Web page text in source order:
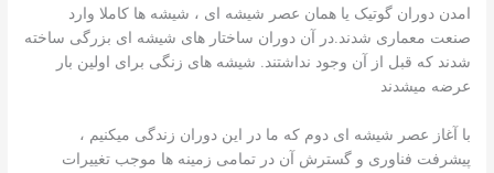
امدن دوران گوتیک یا همان عصر شیشه ای ، شیشه ها کاملا وارد
صنعت معماری شدند.در آن دوران ساختار های شیشه ای بزرگی ساخته
شدند که قبل از آن وجود نداشتند. شیشه های زنگی برای اولین بار
عرضه میشدند
با آغاز عصر شیشه ای دوم که ما در این دوران زندگی میکنیم ،
پیشرفت فناوری و گسترش آن در تمامی زمینه ها موجب تغییرات